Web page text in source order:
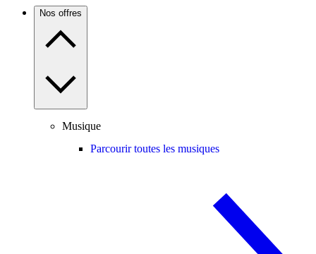
Nos offres
Musique
Parcourir toutes les musiques